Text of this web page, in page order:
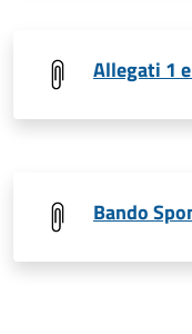
Allegati 1
Bando